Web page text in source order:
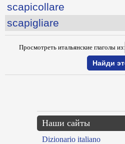
scapicollare
scapigliare
Просмотреть итальянские глаголы из:
Наши сайты
Dizionario italiano